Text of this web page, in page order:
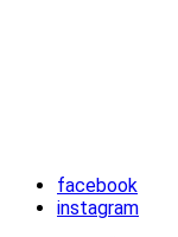
facebook
instagram